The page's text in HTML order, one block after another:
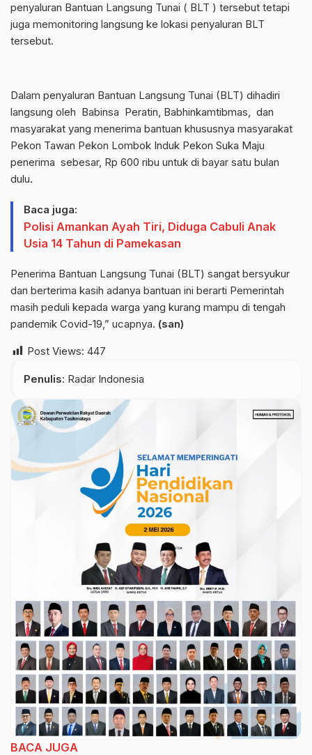
penyaluran Bantuan Langsung Tunai ( BLT ) tersebut tetapi
juga memonitoring langsung ke lokasi penyaluran BLT
tersebut.
Dalam penyaluran Bantuan Langsung Tunai (BLT) dihadiri
langsung oleh Babinsa Peratin, Babhinkamtibmas, dan
masyarakat yang menerima bantuan khususnya masyarakat
Pekon Tawan Pekon Lombok Induk Pekon Suka Maju
penerima sebesar, Rp 600 ribu untuk di bayar satu bulan
dulu.
Baca juga:
Polisi Amankan Ayah Tiri, Diduga Cabuli Anak
Usia 14 Tahun di Pamekasan
Penerima Bantuan Langsung Tunai (BLT) sangat bersyukur
dan berterima kasih adanya bantuan ini berarti Pemerintah
masih peduli kepada warga yang kurang mampu di tengah
pandemik Covid-19,” ucapnya. (san)
Post Views: 447
Penulis: Radar Indonesia
BACA JUGA